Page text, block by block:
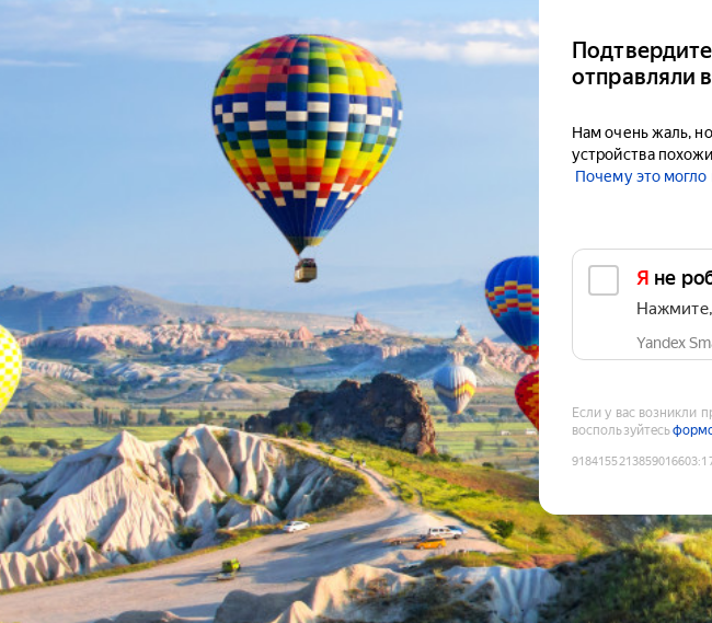
отправляли
Нам очень жаль,
устройства
Почему это могло
Я не
Yandex
Если у вас возникли
воспользуйтесь
9184155213859016603: